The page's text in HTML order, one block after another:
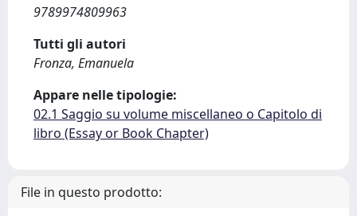
9789974809963
Tutti gli autori
Fronza, Emanuela
Appare nelle tipologie:
02.1 Saggio su volume miscellaneo o Capitolo di
libro (Essay or Book Chapter)
File in questo prodotto: